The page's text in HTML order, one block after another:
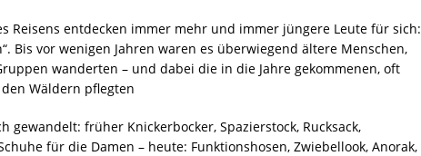
Reisens entdecken immer mehr und immer jüngere Leute für sich:
Bis vor wenigen Jahren waren es überwiegend ältere Menschen,
wanderten – und dabei die in die Jahre gekommenen, oft
Wäldern pflegten
gewandelt: früher Knickerbocker, Spazierstock, Rucksack,
für die Damen – heute: Funktionshosen, Zwiebellook, Anorak,